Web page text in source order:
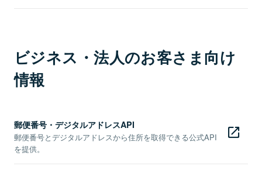
ビジネス・法人のお客さま向け
情報
郵便番号・デジタルアドレスAPI
郵便番号とデジタルアドレスから住所を取得できる公式API
を提供。